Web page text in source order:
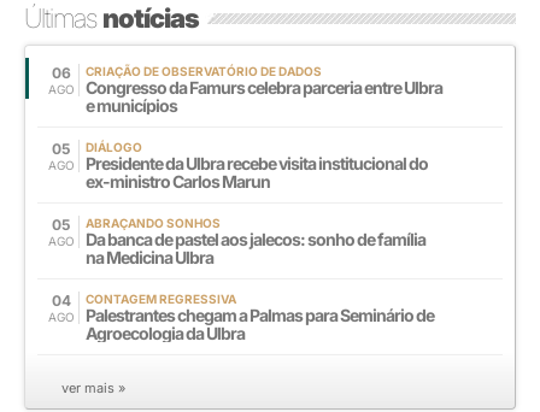
Últimasnotícias
06
AGO
CRIAÇÃO DE OBSERVATÓRIO DE DADOS
Congresso da Famurs celebra parceria entre Ulbra
e municípios
05
AGO
DIÁLOGO
Presidente da Ulbra recebe visita institucional do
ex-ministro Carlos Marun
05
AGO
ABRAÇANDO SONHOS
Da banca de pastel aos jalecos: sonho de família
na Medicina Ulbra
04
AGO
CONTAGEM REGRESSIVA
Palestrantes chegam a Palmas para Seminário de
Agroecologia da Ulbra
ver mais »